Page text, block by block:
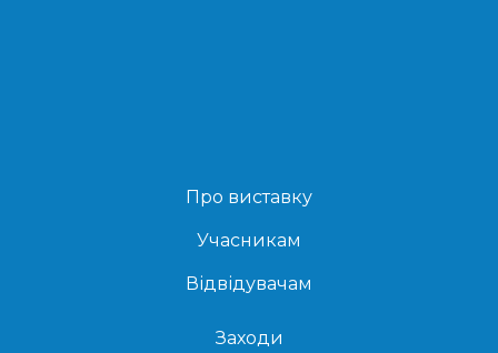
Про виставку
Учасникам
Відвідувачам
Заходи